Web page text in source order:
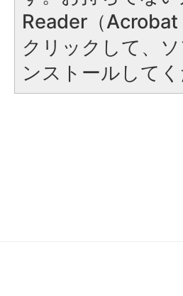
Reader（
クリックして、
ンストールしてく